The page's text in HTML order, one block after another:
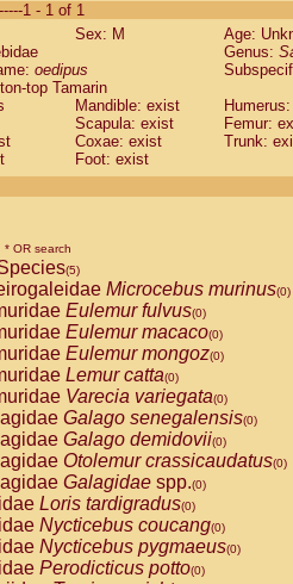
Saguinus labiatus(0)
Saguinus leucopus (0)
Saguinus mystax
Saguinus nigricollis (1)
Saguinus oedipus
Saguinus weddelli
Saguinusspp.
Cebus capucinus
Cebus nigrivittatus
Cebus spp.(0)
Saimiri boliviensis(0)
Saimiri sciureus(0)
Alouatta caraya(0)
Alouatta fusca(0)
Alouatta seniculus(0)
Alouattaspp.(0)
Ateles belzebuth(0)
Ateles geoffroyi(0)
Ateles paniscus(0)
Atelesspp.(0)
Lagothrix lagothricha(0)
Lagothrix lagothricha cana
Cacajao calvus
1 - 1 of 1
Sex: M
Age:
Genus:
oedipus
top Tamarin
Mandible: exist
Scapula: exist
Femur:
Coxae: exist
Trunk:
Foot: exist
* OR search
(5)
Microcebus murinus(0)
Eulemur fulvus(0)
Eulemur macaco(0)
Eulemur mongoz(0)
Lemur catta(0)
Varecia variegata(0)
Galago senegalensis(0)
Galago demidovii(0)
Otolemur crassicaudatus(0)
Galagidae spp.(0)
Loris tardigradus(0)
Nycticebus coucang(0)
Nycticebus pygmaeus(0)
Perodicticus potto(0)